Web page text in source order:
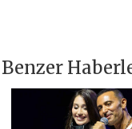
Benzer